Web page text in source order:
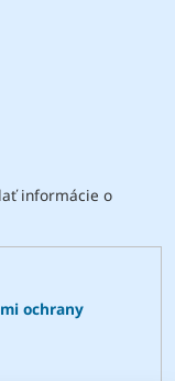
informácie o
ochrany